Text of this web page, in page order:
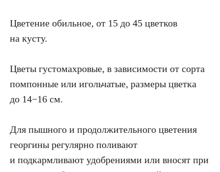
Цветение обильное, от 15 до 45 цветков
на кусту.
Цветы густомахровые, в зависимости от сорта
помпонные или игольчатые, размеры цветка
до 14−16 см.
Для пышного и продолжительного цветения
георгины регулярно поливают
и подкармливают удобрениями или вносят при